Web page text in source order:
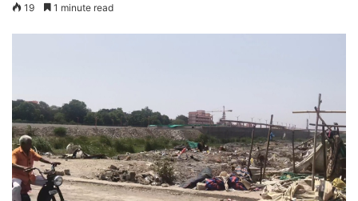
19 1 minute read